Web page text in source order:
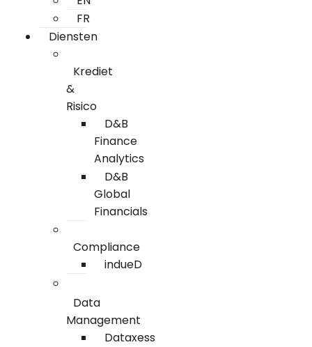
Ecovadis & indueD
FR
Diensten
Krediet
&
Risico
D&B
Finance
Analytics
D&B
Global
Financials
Compliance
indueD
Data
Management
Dataxess